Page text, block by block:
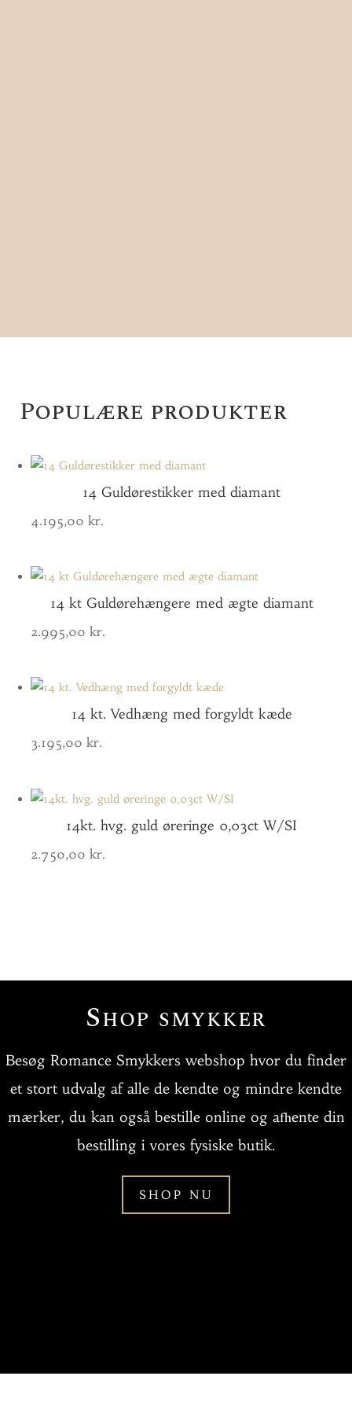
Populære produkter
14 Guldørestikker med diamant
4.195,00 kr.
14 kt Guldørehængere med ægte diamant
2.995,00 kr.
14 kt. Vedhæng med forgyldt kæde
3.195,00 kr.
14kt. hvg. guld øreringe 0,03ct W/SI
2.750,00 kr.
Shop smykker
Besøg Romance Smykkers webshop hvor du finder
et stort udvalg af alle de kendte og mindre kendte
mærker, du kan også bestille online og afhente din
bestilling i vores fysiske butik.
SHOP NU